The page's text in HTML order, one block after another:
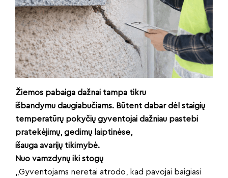
Žiemos pabaiga dažnai tampa tikru
išbandymu daugiabučiams. Būtent dabar dėl staigių
temperatūrų pokyčių gyventojai dažniau pastebi
pratekėjimų, gedimų laiptinėse,
išauga avarijų tikimybė.
Nuo vamzdynų iki stogų
„Gyventojams neretai atrodo, kad pavojai baigiasi